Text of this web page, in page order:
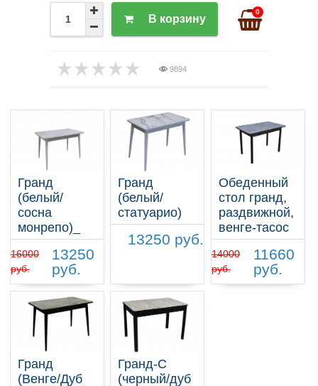
В корзину
0
9894
Гранд
(белый/
сосна
монрепо)_
16000
руб.
13250
руб.
Гранд
(белый/
статуарио)
13250 руб.
Обеденный
стол гранд,
раздвижной,
венге-тасос
14000
руб.
11660
руб.
Гранд
(Венге/Дуб
Гранд-С
(черный/дуб